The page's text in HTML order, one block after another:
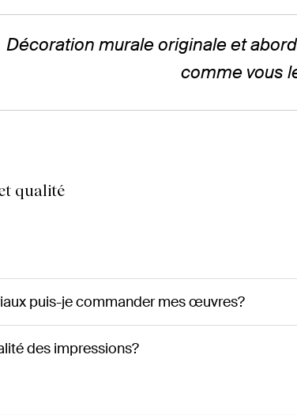
Décoration murale originale et
comme vous
qualité
puis-je commander mes œuvres?
des impressions?